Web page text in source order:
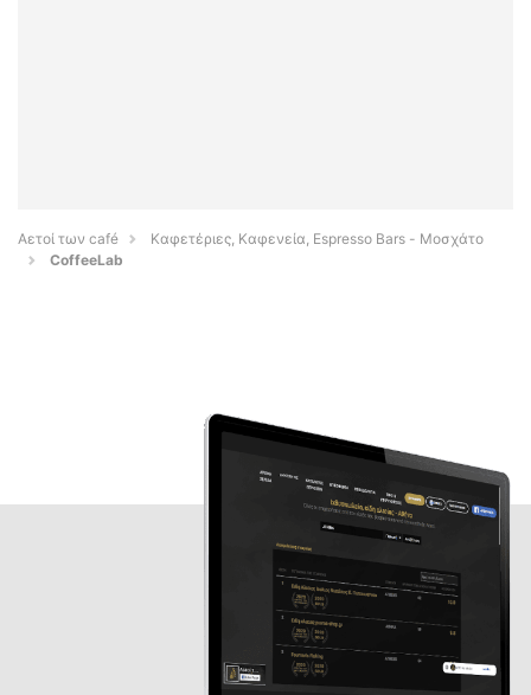
Αετοί των café
Καφετέριες, Καφενεία, Espresso Bars - Μοσχάτο
CoffeeLab